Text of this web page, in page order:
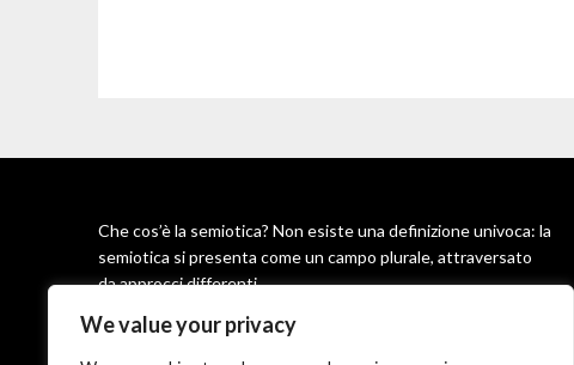
We value your privacy
Che cos’è la semiotica? Non esiste una definizione univoca: la
semiotica si presenta come un campo plurale, attraversato
da approcci differenti
Per Greimas, la semiotica è una metodologia rigorosa per